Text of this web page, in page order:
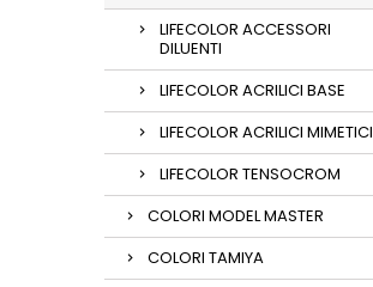
LIFECOLOR ACCESSORI
DILUENTI
LIFECOLOR ACRILICI BASE
LIFECOLOR ACRILICI MIMETICI
LIFECOLOR TENSOCROM
COLORI MODEL MASTER
COLORI TAMIYA